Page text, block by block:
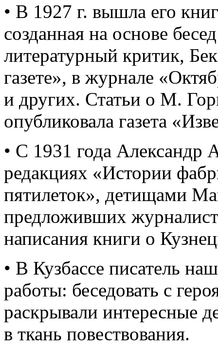
• В 1927 г. вышла его
созданная на основе
литературный критик,
газете», в журнале
и других. Статьи о М.
опубликовала газета
• С 1931 года Александр
редакциях «Истории
пятилеток», детищами
предложивших
написания книги о
• В Кузбассе писатель
работы: беседовать с
раскрывали интересные
в ткань повествования.